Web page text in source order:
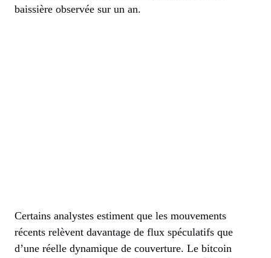
baissière observée sur un an.
Certains analystes estiment que les mouvements
récents relèvent davantage de flux spéculatifs que
d’une réelle dynamique de couverture. Le bitcoin